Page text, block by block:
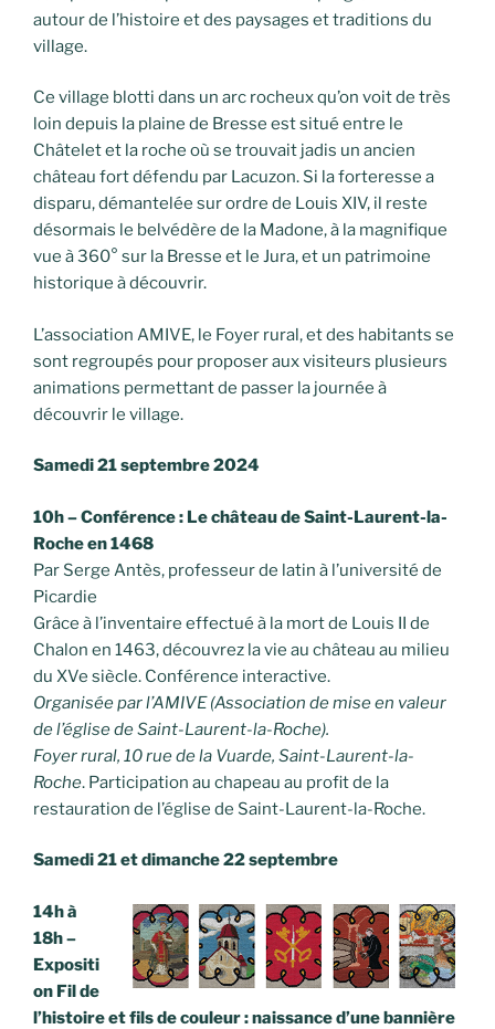
autour de l’histoire et des paysages et traditions du
village.
Ce village blotti dans un arc rocheux qu’on voit de très
loin depuis la plaine de Bresse est situé entre le
Châtelet et la roche où se trouvait jadis un ancien
château fort défendu par Lacuzon. Si la forteresse a
disparu, démantelée sur ordre de Louis XIV, il reste
désormais le belvédère de la Madone, à la magnifique
vue à 360° sur la Bresse et le Jura, et un patrimoine
historique à découvrir.
L’association AMIVE, le Foyer rural, et des habitants se
sont regroupés pour proposer aux visiteurs plusieurs
animations permettant de passer la journée à
découvrir le village.
Samedi 21 septembre 2024
10h – Conférence : Le château de Saint-Laurent-la-
Roche en 1468
Par Serge Antès, professeur de latin à l’université de
Picardie
Grâce à l’inventaire effectué à la mort de Louis II de
Chalon en 1463, découvrez la vie au château au milieu
du XVe siècle. Conférence interactive.
Organisée par l’AMIVE (Association de mise en valeur
de l’église de Saint-Laurent-la-Roche).
Foyer rural, 10 rue de la Vuarde, Saint-Laurent-la-
Roche. Participation au chapeau au profit de la
restauration de l’église de Saint-Laurent-la-Roche.
Samedi 21 et dimanche 22 septembre
14h à
18h –
Expositi
on Fil de
l’histoire et fils de couleur : naissance d’une bannière